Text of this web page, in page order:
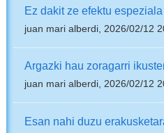
Ez dakit ze efektu
juan mari alberdi, 2026/02/12
Argazki hau zoragarri
juan mari alberdi, 2026/02/12
Esan nahi duzu